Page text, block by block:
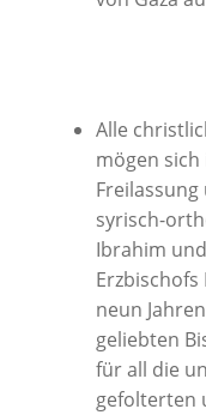
Alle
mögen
syrisch-
Ibrahim
Erzbischofs
neun
geliebten
für all die
gefolterten